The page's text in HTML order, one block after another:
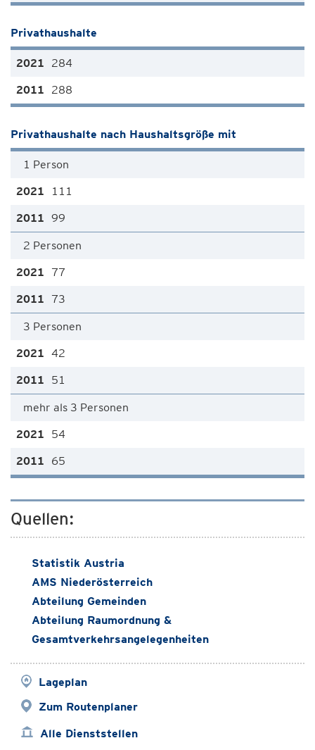
Privathaushalte
284
288
Privathaushalte nach Haushaltsgröße mit
1 Person
111
99
2 Personen
77
73
3 Personen
42
51
mehr als 3 Personen
54
65
Quellen:
Statistik Austria
AMS Niederösterreich
Abteilung Gemeinden
Abteilung Raumordnung &
Gesamtverkehrsangelegenheiten
Lageplan
Zum Routenplaner
Alle Dienststellen